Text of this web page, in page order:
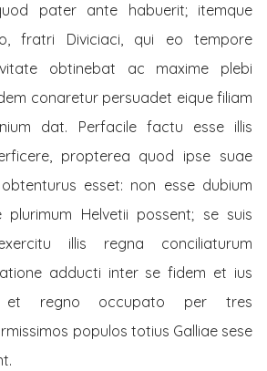
pater ante habuerit; itemque
fratri Diviciaci, qui eo tempore
obtinebat ac maxime plebi
conaretur persuadet eique filiam
dat. Perfacile factu esse illis
propterea quod ipse suae
esset: non esse dubium
plurimum Helvetii possent; se suis
illis regna conciliaturum
adducti inter se fidem et ius
et regno occupato per tres
populos totius Galliae sese